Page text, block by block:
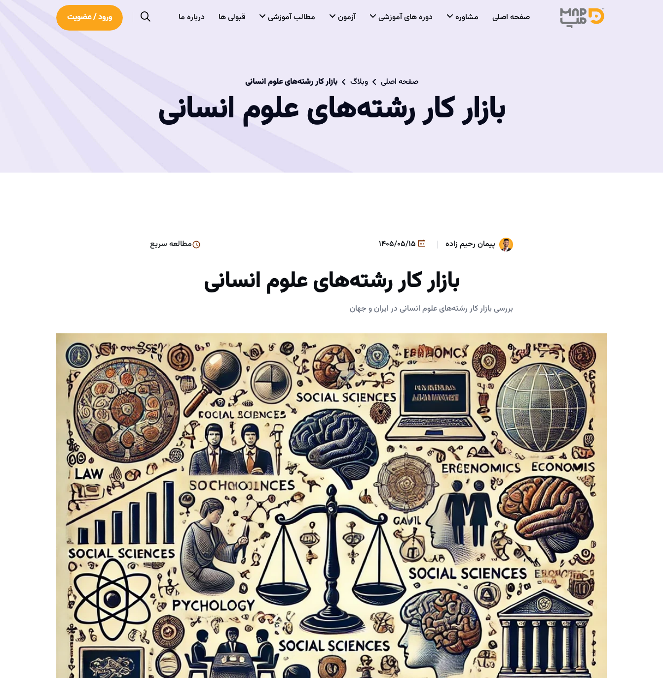
صفحه اصلی مشاوره دوره های آموزشی آزمون مطالب آموزشی قبولی ها درباره ما ورود / عضویت
صفحه اصلی وبلاگ بازار کار رشته‌های علوم انسانی
بازار کار رشته‌های علوم انسانی
پیمان رحیم زاده مطالعه سریع
بازار کار رشته‌های علوم انسانی
بررسی بازار کار رشته‌های علوم انسانی در ایران و جهان